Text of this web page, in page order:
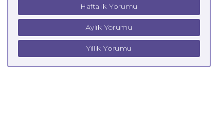
Haftalık Yorumu
Aylık Yorumu
Yıllık Yorumu